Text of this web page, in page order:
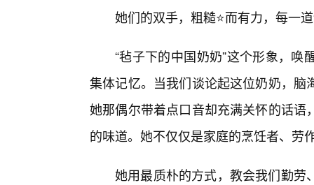
她们的双手，粗糙⭐而有力，每一
“毡子下的中国奶奶”这个形象，
集体记忆。当我们谈论起这位奶奶，
她那偶尔带着点口音却充满关怀的话
的味道。她不仅仅是家庭的烹饪者、劳
她用最质朴的方式，教会我们勤劳